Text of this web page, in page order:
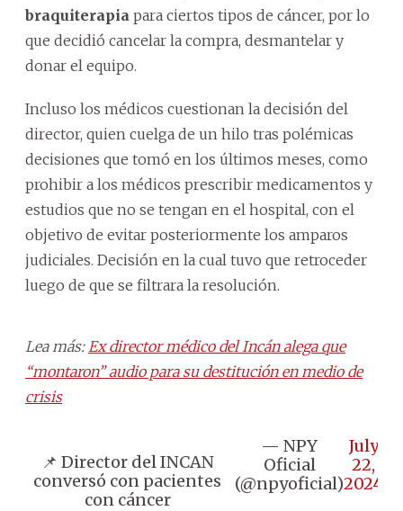
braquiterapia para ciertos tipos de cáncer, por lo
que decidió cancelar la compra, desmantelar y
donar el equipo.
Incluso los médicos cuestionan la decisión del
director, quien cuelga de un hilo tras polémicas
decisiones que tomó en los últimos meses, como
prohibir a los médicos prescribir medicamentos y
estudios que no se tengan en el hospital, con el
objetivo de evitar posteriormente los amparos
judiciales. Decisión en la cual tuvo que retroceder
luego de que se filtrara la resolución.
Lea más: Ex director médico del Incán alega que
“montaron” audio para su destitución en medio de
crisis
📌 Director del INCAN
conversó con pacientes
con cáncer
— NPY
Oficial
(@npyoficial)
July
22,
2024